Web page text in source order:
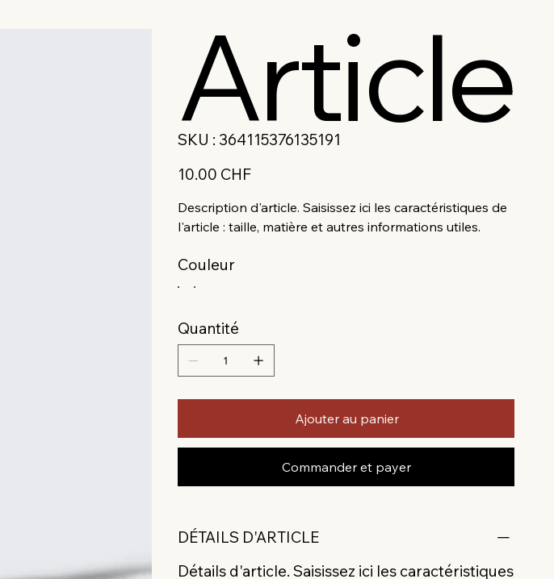
Article
SKU : SKU
364115376135191
364115376135191
10.00 CHF
Description d'article. Saisissez ici les caractéristiques de
l'article : taille, matière et autres informations utiles.
Couleur
Quantité
Ajouter au panier
Commander et payer
DÉTAILS D'ARTICLE
Détails d'article. Saisissez ici les caractéristiques